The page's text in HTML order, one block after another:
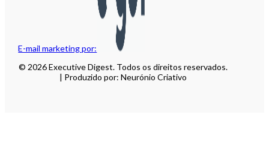
E-mail marketing por:
© 2026 Executive Digest. Todos os direitos reservados.
| Produzido por: Neurónio Criativo